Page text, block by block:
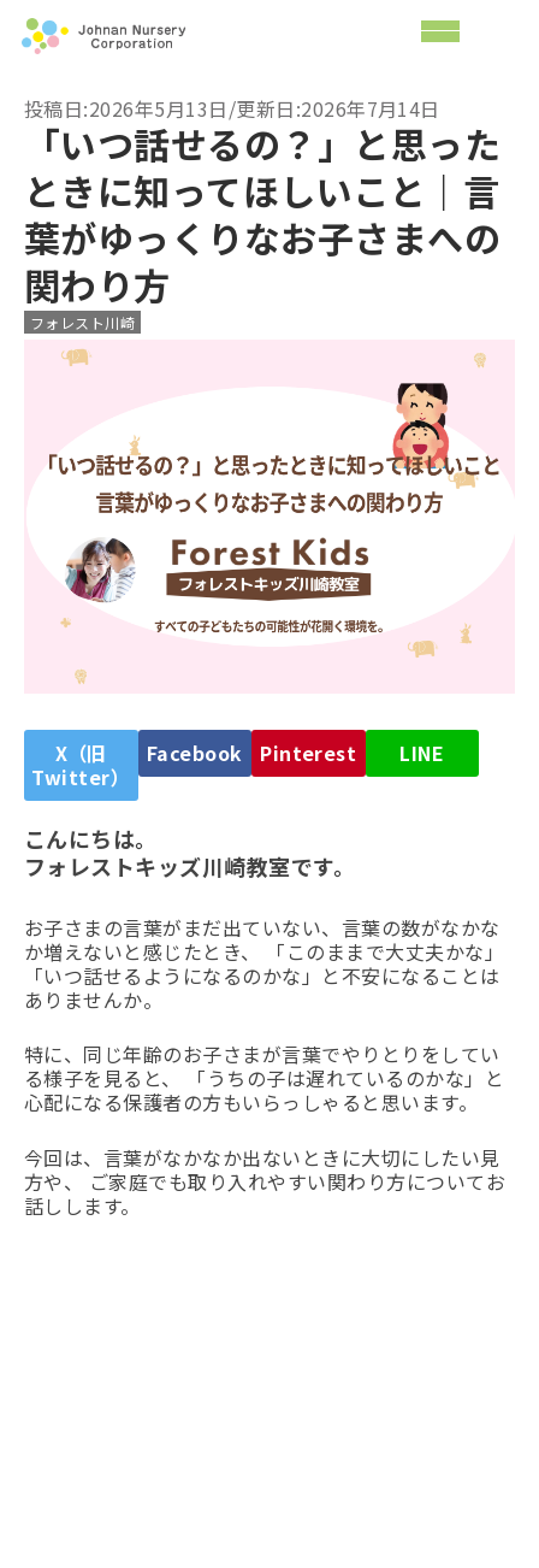
投稿日:2026年5月13日/更新日:2026年7月14日
「いつ話せるの？」と思った
ときに知ってほしいこと｜言
葉がゆっくりなお子さまへの
関わり方
フォレスト川崎
X（旧
Twitter）
Facebook Pinterest LINE
こんにちは。
フォレストキッズ川崎教室です。
お子さまの言葉がまだ出ていない、言葉の数がなかな
か増えないと感じたとき、 「このままで大丈夫かな」
「いつ話せるようになるのかな」と不安になることは
ありませんか。
特に、同じ年齢のお子さまが言葉でやりとりをしてい
る様子を見ると、 「うちの子は遅れているのかな」と
心配になる保護者の方もいらっしゃると思います。
今回は、言葉がなかなか出ないときに大切にしたい見
方や、 ご家庭でも取り入れやすい関わり方についてお
話しします。